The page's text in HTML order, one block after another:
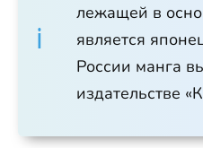
лежащей в
является
России манга
издательстве